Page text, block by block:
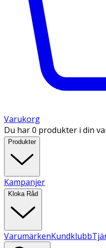
Varukorg
Du har 0 produkter i din
Produkter
Kampanjer
Kloka Råd
VarumärkenKundklubb